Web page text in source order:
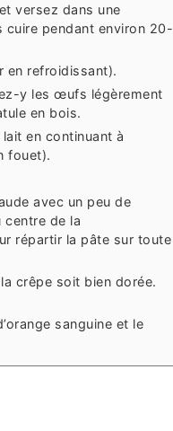
versez dans une
cuire pendant environ 20-
en refroidissant).
y les œufs légèrement
en bois.
en continuant à
fouet).
avec un peu de
centre de la
répartir la pâte sur toute
crêpe soit bien dorée.
sanguine et le